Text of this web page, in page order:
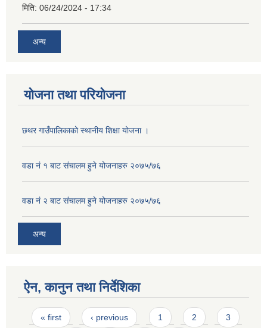
मिति: 06/24/2024 - 17:34
अन्य
योजना तथा परियोजना
छथर गाउँपालिकाको स्थानीय शिक्षा योजना ।
वडा नं १ बाट संचालम हुने योजनाहरु २०७५/७६
वडा नं २ बाट संचालम हुने योजनाहरु २०७५/७६
अन्य
ऐन, कानुन तथा निर्देशिका
Pages
« first ‹ previous 1 2 3